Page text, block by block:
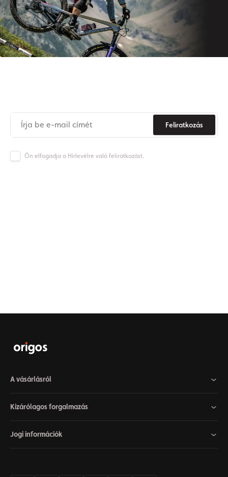
Feliratkozás
Ön elfogadja a Hírlevélre való feliratkozást.
A vásárlásról
Kizárólagos forgalmazás
Jogi információk